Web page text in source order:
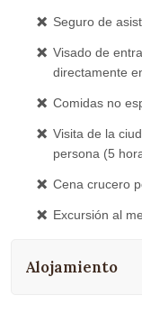
Seguro de
Visado de
directamente
Comidas no
Visita de la
persona (5
Cena crucero
Excursión al
Alojamiento